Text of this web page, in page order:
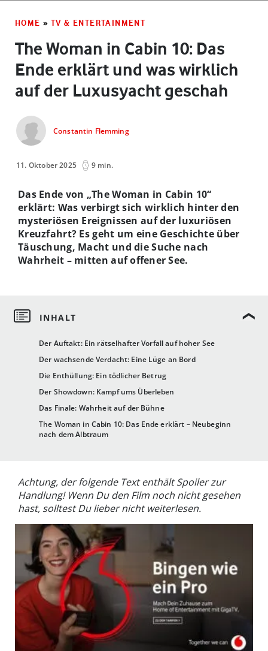
HOME » TV & ENTERTAINMENT
The Woman in Cabin 10: Das
Ende erklärt und was wirklich
auf der Luxusyacht geschah
Constantin Flemming
11. Oktober 2025 9 min.
Der Auftakt: Ein rätselhafter Vorfall auf hoher See
Der wachsende Verdacht: Eine Lüge an Bord
Die Enthüllung: Ein tödlicher Betrug
Der Showdown: Kampf ums Überleben
Das Finale: Wahrheit auf der Bühne
The Woman in Cabin 10: Das Ende erklärt – Neubeginn
nach dem Albtraum
Das Ende von „The Woman in Cabin 10“
erklärt: Was verbirgt sich wirklich hinter den
mysteriösen Ereignissen auf der luxuriösen
Kreuzfahrt? Es geht um eine Geschichte über
Täuschung, Macht und die Suche nach
Wahrheit – mitten auf offener See.
Achtung, der folgende Text enthält Spoiler zur
Handlung! Wenn Du den Film noch nicht gesehen
hast, solltest Du lieber nicht weiterlesen.